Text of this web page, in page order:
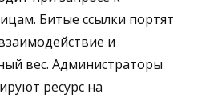
Битые ссылки портят
и
вес. Администраторы
ресурс на